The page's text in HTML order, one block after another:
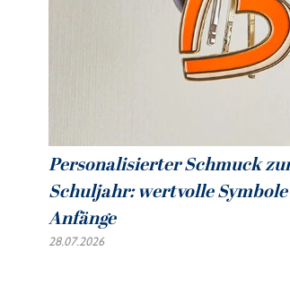
Personalisierter Schmuck
Schuljahr: wertvolle
Anfänge
28.07.2026